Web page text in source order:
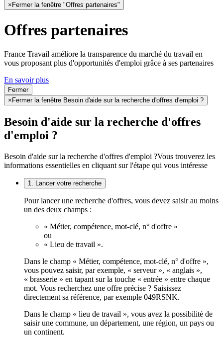
× Fermer la fenêtre "Offres partenaires"
Offres partenaires
France Travail améliore la transparence du marché du travail en
vous proposant plus d'opportunités d'emploi grâce à ses partenaires
En savoir plus
Fermer
× Fermer la fenêtre Besoin d'aide sur la recherche d'offres d'emploi ?
Besoin d'aide sur la recherche d'offres
d'emploi ?
Besoin d'aide sur la recherche d'offres d'emploi ?Vous trouverez les
informations essentielles en cliquant sur l'étape qui vous intéresse
1. Lancer votre recherche
Pour lancer une recherche d'offres, vous devez saisir au moins
un des deux champs :
« Métier, compétence, mot-clé, n° d'offre »
ou
« Lieu de travail ».
Dans le champ « Métier, compétence, mot-clé, n° d'offre »,
vous pouvez saisir, par exemple, « serveur », « anglais »,
« brasserie » en tapant sur la touche « entrée » entre chaque
mot. Vous recherchez une offre précise ? Saisissez
directement sa référence, par exemple 049RSNK.
Dans le champ « lieu de travail », vous avez la possibilité de
saisir une commune, un département, une région, un pays ou
un continent.